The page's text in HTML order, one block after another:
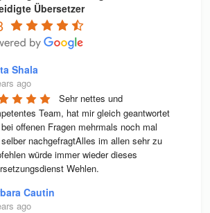
Übersetzer
Shala
ago
Sehr nettes und
Team, hat mir gleich geantwortet
offenen Fragen mehrmals noch mal
nachgefragtAlles im allen sehr zu
würde immer wieder dieses
Wehlen.
Cautin
ago